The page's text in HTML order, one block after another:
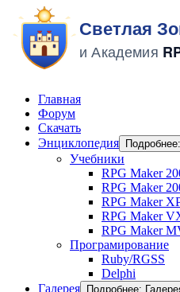
Главная
Форум
Скачать
Энциклопедия
Учебники
RPG Maker
RPG Maker
RPG Maker
RPG Maker
RPG Maker
Програмирование
Ruby/RGSS
Delphi
Галерея
Подробнее: